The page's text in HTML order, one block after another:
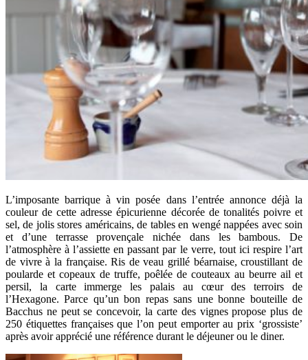
L’imposante barrique à vin posée dans l’entrée annonce déjà la
couleur de cette adresse épicurienne décorée de tonalités poivre et
sel, de jolis stores américains, de tables en wengé nappées avec soin
et d’une terrasse provençale nichée dans les bambous. De
l’atmosphère à l’assiette en passant par le verre, tout ici respire l’art
de vivre à la française. Ris de veau grillé béarnaise, croustillant de
poularde et copeaux de truffe, poêlée de couteaux au beurre ail et
persil, la carte immerge les palais au cœur des terroirs de
l’Hexagone. Parce qu’un bon repas sans une bonne bouteille de
Bacchus ne peut se concevoir, la carte des vignes propose plus de
250 étiquettes françaises que l’on peut emporter au prix ‘grossiste’
après avoir apprécié une référence durant le déjeuner ou le diner.